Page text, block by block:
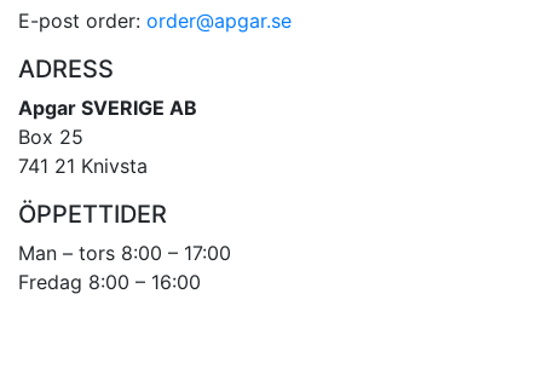
E-post order: order@apgar.se
ADRESS
Apgar SVERIGE AB
Box 25
741 21 Knivsta
ÖPPETTIDER
Man – tors 8:00 – 17:00
Fredag 8:00 – 16:00